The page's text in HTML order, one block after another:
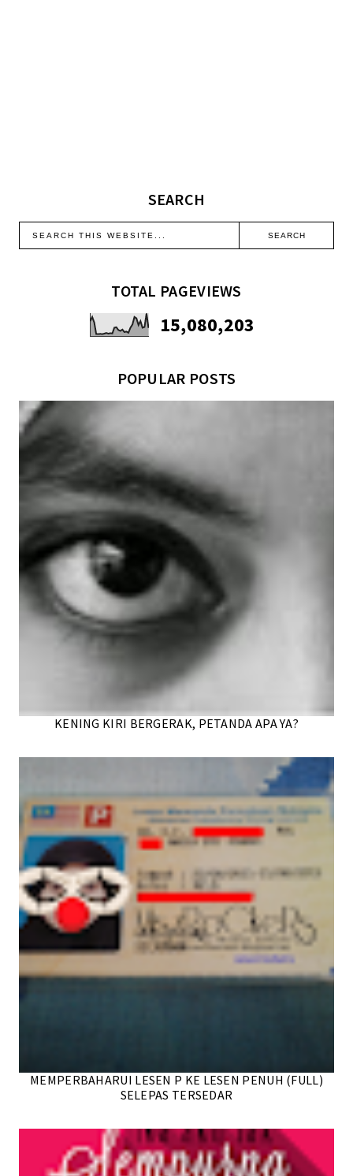
SEARCH
TOTAL PAGEVIEWS
15,080,203
POPULAR POSTS
KENING KIRI BERGERAK, PETANDA APA YA?
MEMPERBAHARUI LESEN P KE LESEN PENUH (FULL)
SELEPAS TERSEDAR